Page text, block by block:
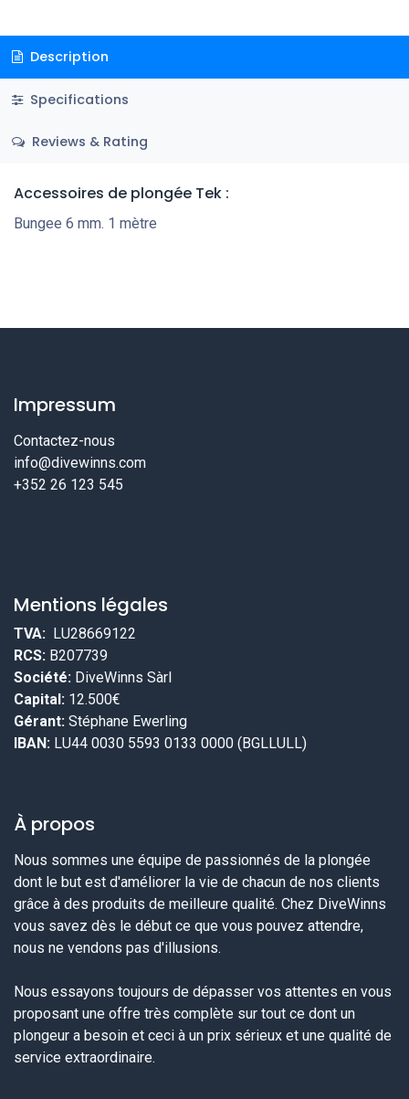
Description
Specifications
Reviews & Rating
Accessoires de plongée Tek :
Bungee 6 mm. 1 mètre
Impressum
Contactez-nous
info@divewinns.com
+352 26 123 545
Mentions légales
TVA: LU28669122
RCS: B207739
Société: DiveWinns Sàrl
Capital: 12.500€
Gérant: Stéphane Ewerling
IBAN: LU44 0030 5593 0133 0000 (BGLLULL)
À propos
Nous sommes une équipe de passionnés de la plongée
dont le but est d'améliorer la vie de chacun de nos clients
grâce à des produits de meilleure qualité. Chez DiveWinns
vous savez dès le début ce que vous pouvez attendre,
nous ne vendons pas d'illusions.
Nous essayons toujours de dépasser vos attentes en vous
proposant une offre très complète sur tout ce dont un
plongeur a besoin et ceci à un prix sérieux et une qualité de
service extraordinaire.